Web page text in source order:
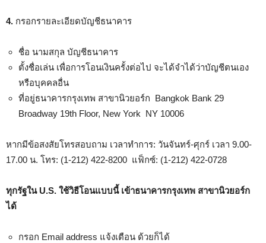
4. กรอกรายละเอียดบัญชีธนาคาร
ชื่อ นามสกุล บัญชีธนาคาร
ตั้งชื่อเล่น เพื่อการโอนเงินครั้งต่อไป จะได้จำได้ว่าบัญชีตนเอง
หรือบุคคลอื่น
ที่อยู่ธนาคารกรุงเทพ สาขานิวยอร์ก Bangkok Bank 29
Broadway 19th Floor, New York NY 10006
หากมีข้อสงสัยโทรสอบถาม เวลาทำการ: วันจันทร์-ศุกร์ เวลา 9.00-
17.00 น. โทร: (1-212) 422-8200 แฟ็กซ์: (1-212) 422-0728
ทุกรัฐใน U.S. ใช้วิธีโอนแบบนี้ เข้าธนาคารกรุงเทพ สาขานิวยอร์ก
ได้
กรอก Email address แจ้งเตือน ด้วยก็ได้